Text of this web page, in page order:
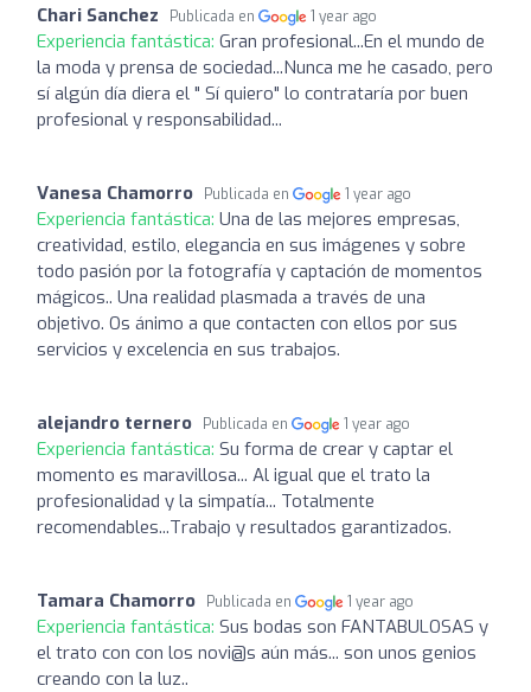
Chari Sanchez Publicada en 1 year ago
Experiencia fantástica: Gran profesional...En el mundo de
la moda y prensa de sociedad...Nunca me he casado, pero
sí algún día diera el " Sí quiero" lo contrataría por buen
profesional y responsabilidad...
Vanesa Chamorro Publicada en 1 year ago
Experiencia fantástica: Una de las mejores empresas,
creatividad, estilo, elegancia en sus imágenes y sobre
todo pasión por la fotografía y captación de momentos
mágicos.. Una realidad plasmada a través de una
objetivo. Os ánimo a que contacten con ellos por sus
servicios y excelencia en sus trabajos.
alejandro ternero Publicada en 1 year ago
Experiencia fantástica: Su forma de crear y captar el
momento es maravillosa... Al igual que el trato la
profesionalidad y la simpatía... Totalmente
recomendables...Trabajo y resultados garantizados.
Tamara Chamorro Publicada en 1 year ago
Experiencia fantástica: Sus bodas son FANTABULOSAS y
el trato con con los novi@s aún más... son unos genios
creando con la luz..